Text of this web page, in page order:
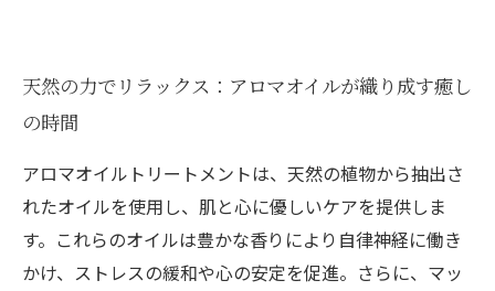
天然の力でリラックス：アロマオイルが織り成す癒し
の時間
アロマオイルトリートメントは、天然の植物から抽出さ
れたオイルを使用し、肌と心に優しいケアを提供しま
す。これらのオイルは豊かな香りにより自律神経に働き
かけ、ストレスの緩和や心の安定を促進。さらに、マッ